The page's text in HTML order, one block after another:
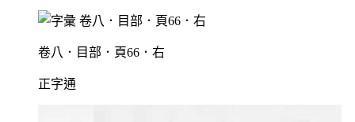
卷八．目部．頁66．右
正字通